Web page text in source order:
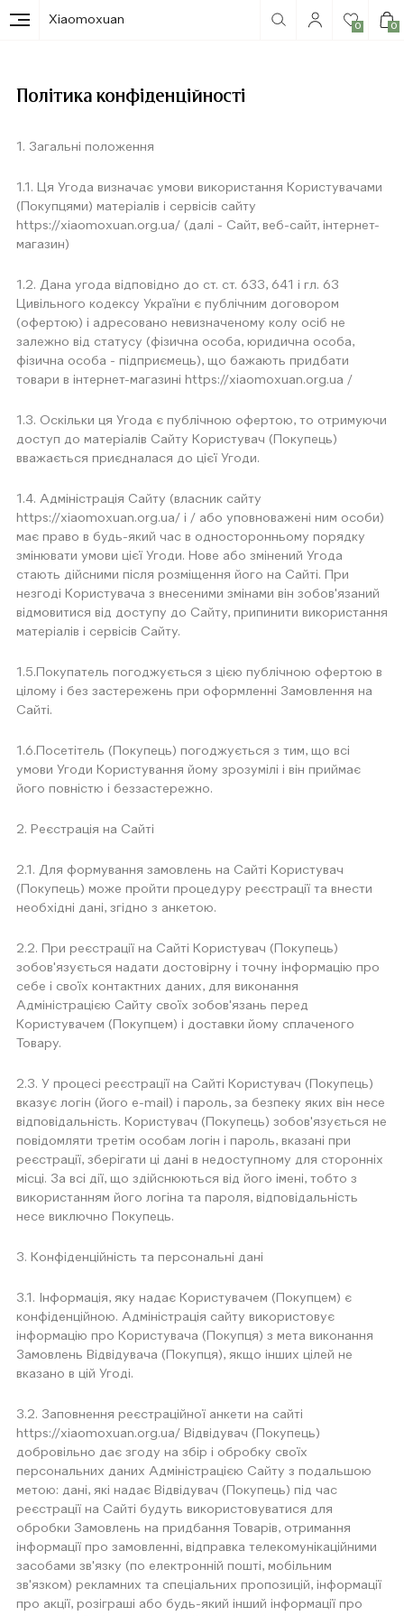
Xiaomoxuan
0 0
Політика конфіденційності
1. Загальні положення
1.1. Ця Угода визначає умови використання Користувачами
(Покупцями) матеріалів і сервісів сайту
https://xiaomoxuan.org.ua/ (далі - Сайт, веб-сайт, інтернет-
магазин)
1.2. Дана угода відповідно до ст. ст. 633, 641 і гл. 63
Цивільного кодексу України є публічним договором
(офертою) і адресовано невизначеному колу осіб не
залежно від статусу (фізична особа, юридична особа,
фізична особа - підприємець), що бажають придбати
товари в інтернет-магазині https://xiaomoxuan.org.ua /
1.3. Оскільки ця Угода є публічною офертою, то отримуючи
доступ до матеріалів Сайту Користувач (Покупець)
вважається приєдналася до цієї Угоди.
1.4. Адміністрація Сайту (власник сайту
https://xiaomoxuan.org.ua/ і / або уповноважені ним особи)
має право в будь-який час в односторонньому порядку
змінювати умови цієї Угоди. Нове або змінений Угода
стають дійсними після розміщення його на Сайті. При
незгоді Користувача з внесеними змінами він зобов'язаний
відмовитися від доступу до Сайту, припинити використання
матеріалів і сервісів Сайту.
1.5.Покупатель погоджується з цією публічною офертою в
цілому і без застережень при оформленні Замовлення на
Сайті.
1.6.Посетітель (Покупець) погоджується з тим, що всі
умови Угоди Користування йому зрозумілі і він приймає
його повністю і беззастережно.
2. Реєстрація на Сайті
2.1. Для формування замовлень на Сайті Користувач
(Покупець) може пройти процедуру реєстрації та внести
необхідні дані, згідно з анкетою.
2.2. При реєстрації на Сайті Користувач (Покупець)
зобов'язується надати достовірну і точну інформацію про
себе і своїх контактних даних, для виконання
Адміністрацією Сайту своїх зобов'язань перед
Користувачем (Покупцем) і доставки йому сплаченого
Товару.
2.3. У процесі реєстрації на Сайті Користувач (Покупець)
вказує логін (його e-mail) і пароль, за безпеку яких він несе
відповідальність. Користувач (Покупець) зобов'язується не
повідомляти третім особам логін і пароль, вказані при
реєстрації, зберігати ці дані в недоступному для сторонніх
місці. За всі дії, що здійснюються від його імені, тобто з
використанням його логіна та пароля, відповідальність
несе виключно Покупець.
3. Конфіденційність та персональні дані
3.1. Інформація, яку надає Користувачем (Покупцем) є
конфіденційною. Адміністрація сайту використовує
інформацію про Користувача (Покупця) з мета виконання
Замовлень Відвідувача (Покупця), якщо інших цілей не
вказано в цій Угоді.
3.2. Заповнення реєстраційної анкети на сайті
https://xiaomoxuan.org.ua/ Відвідувач (Покупець)
добровільно дає згоду на збір і обробку своїх
персональних даних Адміністрацією Сайту з подальшою
метою: дані, які надає Відвідувач (Покупець) під час
реєстрації на Сайті будуть використовуватися для
обробки Замовлень на придбання Товарів, отримання
інформації про замовленні, відправка телекомунікаційними
засобами зв'язку (по електронній пошті, мобільним
зв'язком) рекламних та спеціальних пропозицій, інформації
про акції, розіграші або будь-який інший інформації про